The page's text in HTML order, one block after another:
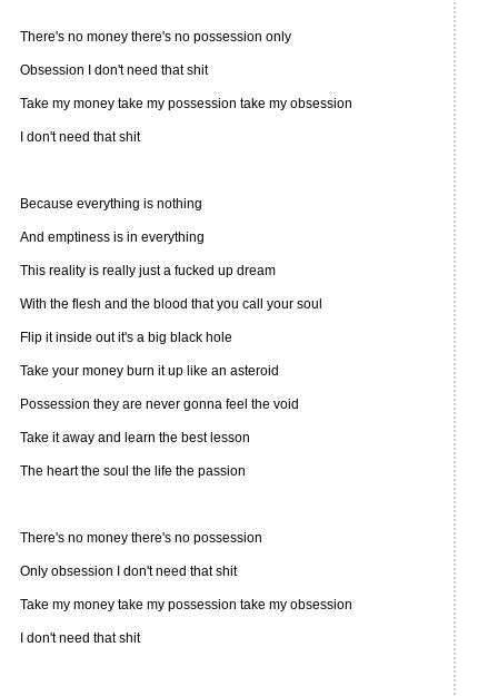
There's no money there's no possession only
Obsession I don't need that shit
Take my money take my possession take my obsession
I don't need that shit
Because everything is nothing
And emptiness is in everything
This reality is really just a fucked up dream
With the flesh and the blood that you call your soul
Flip it inside out it's a big black hole
Take your money burn it up like an asteroid
Possession they are never gonna feel the void
Take it away and learn the best lesson
The heart the soul the life the passion
There's no money there's no possession
Only obsession I don't need that shit
Take my money take my possession take my obsession
I don't need that shit